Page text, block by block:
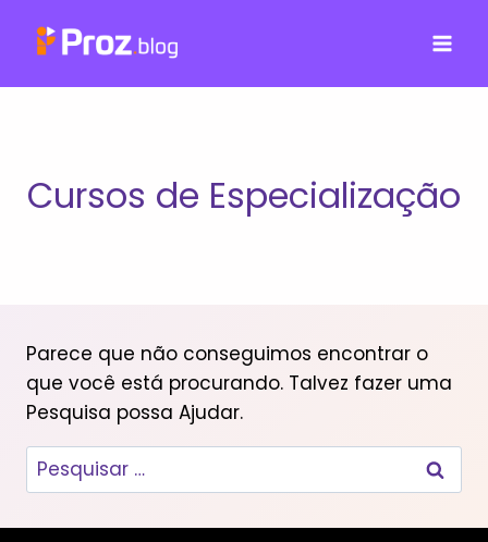
para
Cursos de Especialização
Parece que não conseguimos encontrar o
que você está procurando. Talvez fazer uma
Pesquisa possa Ajudar.
Pesquisar
por: